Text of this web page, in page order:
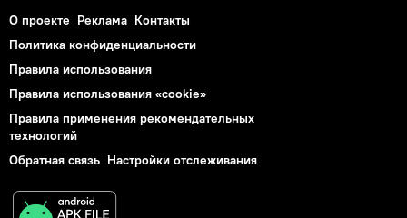
О проекте Реклама Контакты
Политика конфиденциальности
Правила использования
Правила использования «cookie»
Правила применения рекомендательных
технологий
Обратная связь Настройки отслеживания